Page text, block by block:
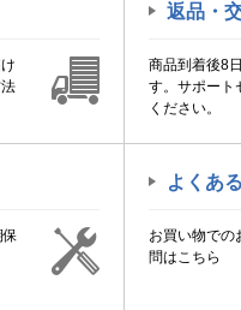
返品・
商品到着後8
す。サポート
ください。
よくあ
お買い物での
問はこちら